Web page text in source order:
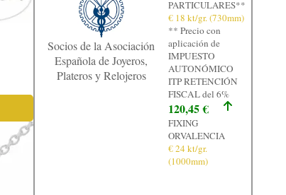
Contacto
Graficos
Socios de la Asociación
Española de Joyeros,
Plateros y Relojeros
PARTICULARES**
€ 18 kt/gr. (730mm)
** Precio con
aplicación de
IMPUESTO
AUTONÓMICO
ITP RETENCIÓN
FISCAL del 6%
120,45 €
FIXING
ORVALENCIA
€ 24 kt/gr.
(1000mm)